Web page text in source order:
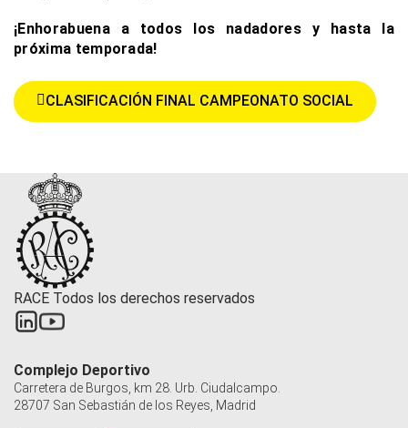
¡Enhorabuena a todos los nadadores y hasta la
próxima temporada!
CLASIFICACIÓN FINAL CAMPEONATO SOCIAL
RACE Todos los derechos reservados
Complejo Deportivo
Carretera de Burgos, km 28. Urb. Ciudalcampo.
28707 San Sebastián de los Reyes, Madrid